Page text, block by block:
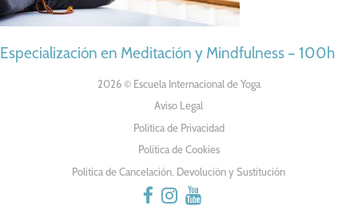
NAVEGACIÓN
ENTRADAS
Especialización en Meditación y Mindfulness – 100h
2026 © Escuela Internacional de Yoga
Aviso Legal
Política de Privacidad
Política de Cookies
Política de Cancelación, Devolución y Sustitución